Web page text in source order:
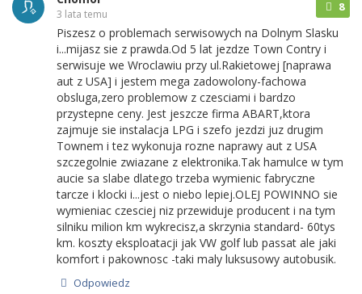
3 lata temu
8
Piszesz o problemach serwisowych na Dolnym Slasku
i...mijasz sie z prawda.Od 5 lat jezdze Town Contry i
serwisuje we Wroclawiu przy ul.Rakietowej [naprawa
aut z USA] i jestem mega zadowolony-fachowa
obsluga,zero problemow z czesciami i bardzo
przystepne ceny. Jest jeszcze firma ABART,ktora
zajmuje sie instalacja LPG i szefo jezdzi juz drugim
Townem i tez wykonuja rozne naprawy aut z USA
szczegolnie zwiazane z elektronika.Tak hamulce w tym
aucie sa slabe dlatego trzeba wymienic fabryczne
tarcze i klocki i...jest o niebo lepiej.OLEJ POWINNO sie
wymieniac czesciej niz przewiduje producent i na tym
silniku milion km wykrecisz,a skrzynia standard- 60tys
km. koszty eksploatacji jak VW golf lub passat ale jaki
komfort i pakownosc -taki maly luksusowy autobusik.
Odpowiedz